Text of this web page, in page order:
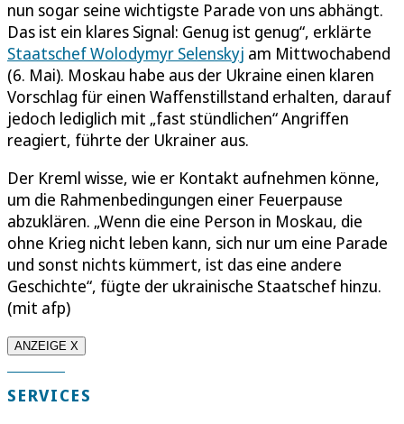
nun sogar seine wichtigste Parade von uns abhängt.
Das ist ein klares Signal: Genug ist genug“, erklärte
Staatschef Wolodymyr Selenskyj am Mittwochabend
(6. Mai). Moskau habe aus der Ukraine einen klaren
Vorschlag für einen Waffenstillstand erhalten, darauf
jedoch lediglich mit „fast stündlichen“ Angriffen
reagiert, führte der Ukrainer aus.
Der Kreml wisse, wie er Kontakt aufnehmen könne,
um die Rahmenbedingungen einer Feuerpause
abzuklären. „Wenn die eine Person in Moskau, die
ohne Krieg nicht leben kann, sich nur um eine Parade
und sonst nichts kümmert, ist das eine andere
Geschichte“, fügte der ukrainische Staatschef hinzu.
(mit afp)
ANZEIGE X
SERVICES